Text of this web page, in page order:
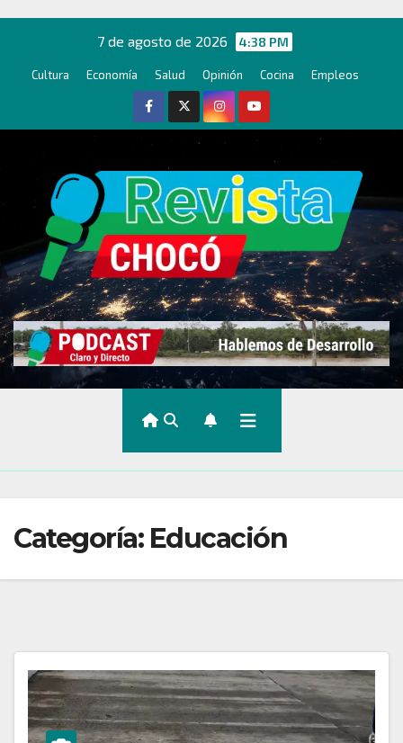
contenido
7 de agosto de 2026 4:38 PM
Cultura Economía Salud Opinión Cocina Empleos
Categoría: Educación